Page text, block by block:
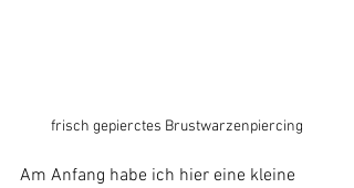
frisch gepierctes Brustwarzenpiercing
Am Anfang habe ich hier eine kleine